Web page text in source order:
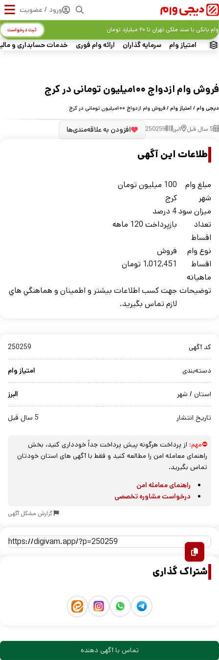
ورود / عضویت
امتیاز وام سرمایه گذاران ارائه وام فوری خدمات حسابداری و
وام بانکی با سند ملکی تهران تا ۲۰ میلیارد تومان ثبت درخواست
فروش وام ازدواج ۱۰۰میلیون تومانی در کرج
دیجی وام/ امتیاز وام/ فروش وام ازدواج ۱۰۰میلیون تومانی در کرج
5 سال قبل البرز 250259 افزودن به علاقه‌مندی‌ها
اطلاعات این آگهی
مبلغ وام
100 میلیون تومان
شهر
کرج
ميزان سود4 درصد
تعداد
اقساط
بازپرداخت 120 ماهه
نوع وام
فروش
اقساط
ماهيانه
1,012,451 تومان
توضيحات جهت کسب اطلاعات بيشتر و اطمينان و هماهنگي هاي
لازم تماس بگيريد.
کد آگهی 250259
دسته‌بندی امتیاز وام
استان / شهر البرز
تاریخ انتشار 5 سال قبل
⛔مهم: از پرداخت هرگونه پیش پرداخت جداً خودداری کنید، بخش
راهنمای معامله امن را مطالعه کنید و فقط با آگهی های استان خودتان
تماس بگیرید.
راهنمای معامله امن
درخواست مشاوره تخصصی
گزارش مشکل آگهی
اشتراک گذاری
تماس با آگهی دهنده